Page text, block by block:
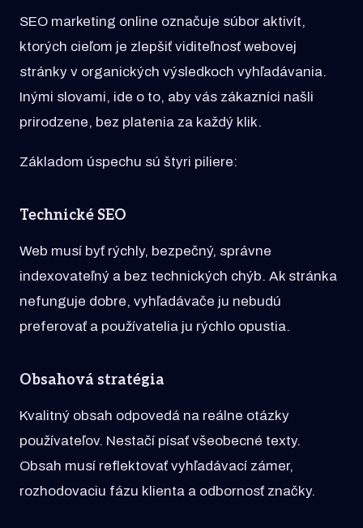
SEO marketing online označuje súbor aktivít,
ktorých cieľom je zlepšiť viditeľnosť webovej
stránky v organických výsledkoch vyhľadávania.
Inými slovami, ide o to, aby vás zákazníci našli
prirodzene, bez platenia za každý klik.
Základom úspechu sú štyri piliere:
Technické SEO
Web musí byť rýchly, bezpečný, správne
indexovateľný a bez technických chýb. Ak stránka
nefunguje dobre, vyhľadávače ju nebudú
preferovať a používatelia ju rýchlo opustia.
Obsahová stratégia
Kvalitný obsah odpovedá na reálne otázky
používateľov. Nestačí písať všeobecné texty.
Obsah musí reflektovať vyhľadávací zámer,
rozhodovaciu fázu klienta a odbornosť značky.